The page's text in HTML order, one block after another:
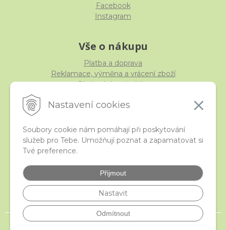
Nastavení cookies
Soubory cookie nám pomáhají při poskytování
služeb pro Tebe. Umožňují poznat a zapamatovat si
Tvé preference.
Přijmout
Nastavit
Odmítnout
Facebook
Instagram
Vše o nákupu
Platba a doprava
Reklamace, výměna a vrácení zboží
Obchodní podmínky
iStraka
Velkoobchod
Nejčastější otázky
České puncovní značky
© 2026 istraka.cz - nejtřpytivější korálky a polodrahokamy široko daleko •